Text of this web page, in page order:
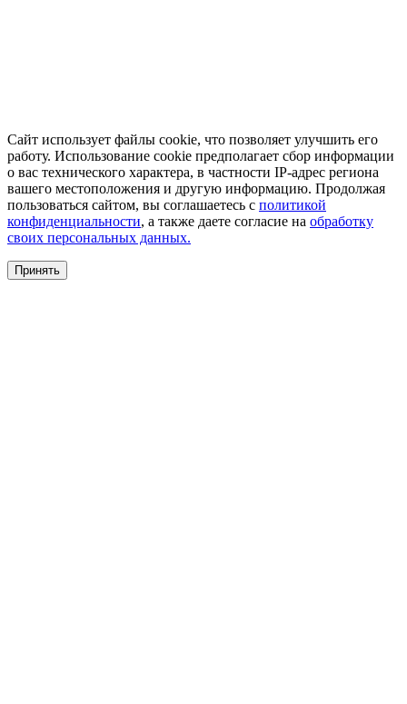
Сайт использует файлы cookie, что позволяет улучшить его
работу. Использование cookie предполагает сбор информации
о вас технического характера, в частности IP-адрес региона
вашего местоположения и другую информацию. Продолжая
пользоваться сайтом, вы соглашаетесь с политикой
конфиденциальности, а также даете согласие на обработку
своих персональных данных.
Принять